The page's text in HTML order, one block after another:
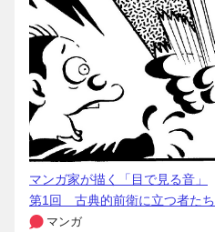
マンガ家が描く「目で見る音」
第1回 古典的前衛に立つ者たち
マンガ